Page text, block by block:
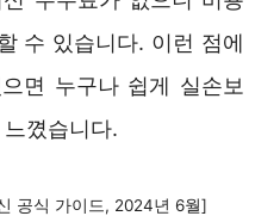
수 있습니다. 이런 점에
면 누구나 쉽게 실손보
꼈습니다.
공식 가이드, 2024년 6월]